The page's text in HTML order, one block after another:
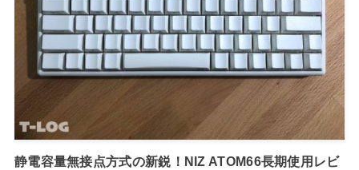
静電容量無接点方式の新鋭！NIZ ATOM66長期使用レビ